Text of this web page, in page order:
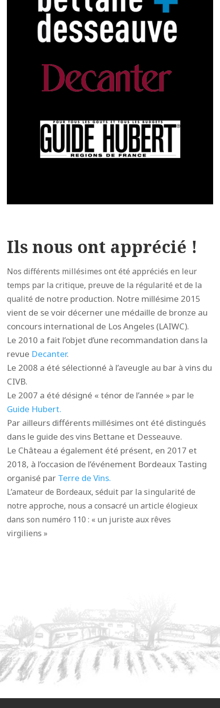
Ils nous ont apprécié !
Nos différents millésimes ont été appréciés en leur
temps par la critique, preuve de la régularité et de la
qualité de notre production. Notre millésime 2015
vient de se voir décerner une médaille de bronze au
concours international de Los Angeles (LAIWC).
Le 2010 a fait l’objet d’une recommandation dans la
revue Decanter.
Le 2008 a été sélectionné à l’aveugle au bar à vins du
CIVB.
Le 2007 a été désigné « ténor de l’année » par le
Guide Hubert.
Par ailleurs différents millésimes ont été distingués
dans le guide des vins Bettane et Desseauve.
Le Château a également été présent, en 2017 et
2018, à l’occasion de l’événement Bordeaux Tasting
organisé par Terre de Vins.
L’amateur de Bordeaux, séduit par la singularité de
notre approche, nous a consacré un article élogieux
dans son numéro 110 : « un juriste aux rêves
virgiliens »